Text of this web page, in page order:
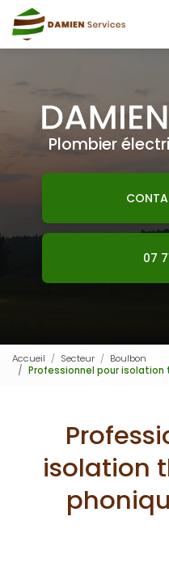
au
contenu
principal
Plombier
07
Accueil Secteur
Boulbon
Professionnel pour isolation
isolation